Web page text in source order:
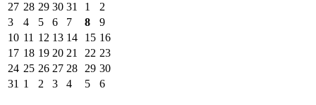
27 28 29 30 31 1
2
3
4 5 6 7 8
9
10 11 12 13 14 15 16
17 18 19 20 21 22 23
24 25 26 27 28 29 30
31 1 2 3 4 5 6